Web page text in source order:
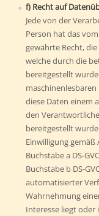
f) Recht auf
Jede von der
Person hat das
gewährte Recht,
welche durch die
bereitgestellt
diese Daten einem
den
bereitgestellt
Einwilligung gemäß
Buchstabe a DS-
Buchstabe b DS-
automatisierter
Wahrnehmung
Interesse liegt